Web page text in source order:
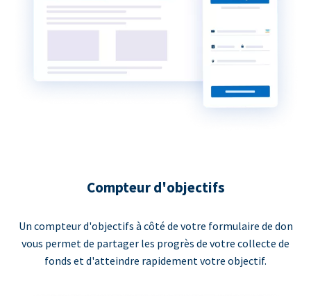
Compteur d'objectifs
Un compteur d'objectifs à côté de votre formulaire de don
vous permet de partager les progrès de votre collecte de
fonds et d'atteindre rapidement votre objectif.